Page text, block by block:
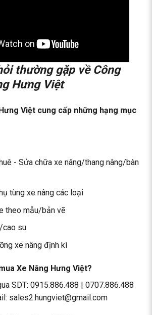
thường gặp về Công
Hưng Việt
Việt cung cấp những hạng mục
- Sửa chữa xe nâng/thang nâng/bàn
tùng xe nâng các loại
theo mẫu/bản vẽ
cao su
xe nâng định kì
Xe Nâng Hưng Việt?
SDT: 0915.886.488 | 0707.886.488
sales2.hungviet@gmail.com